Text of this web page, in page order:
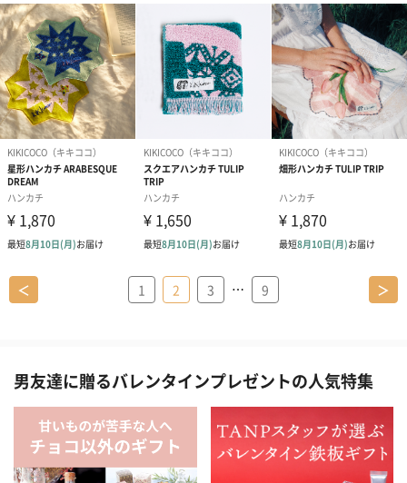
＜ 1 2 3 … 9 ＞
男友達に贈るバレンタインプレゼントの人気特集